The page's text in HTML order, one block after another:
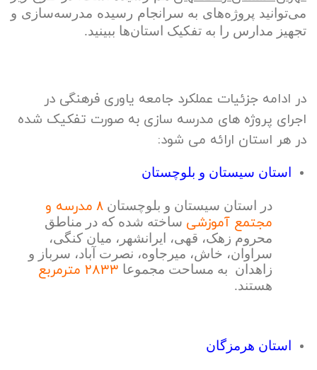
می‌توانید پروژه‌های به سرانجام رسیده مدرسه‌سازی و
تجهیز مدارس را به تفکیک استان‌ها ببینید.
در ادامه جزئیات عملکرد جامعه یاوری فرهنگی در
اجرای پروژه های مدرسه سازی به صورت تفکیک شده
در هر استان ارائه می شود:
استان سیستان و بلوچستان
در استان سیستان و بلوچستان ۸ مدرسه و
مجتمع آموزشی ساخته شده که در مناطق
محروم زهک، قهی، ایرانشهر، میان کنگی،
سراوان، خاش، میرجاوه، نصرت آباد، سرباز و
زاهدان به مساحت مجموعا ۲۸۳۳ مترمربع
هستند.
استان هرمزگان